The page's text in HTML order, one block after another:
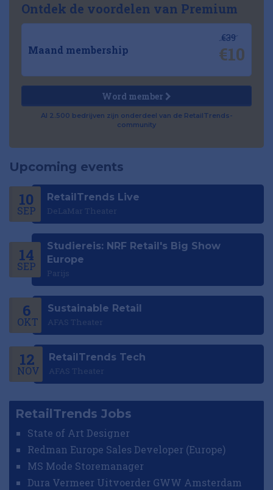
Ontdek de voordelen van Premium
Maand membership
€39
€10
Word member
Al 2.500 bedrijven zijn onderdeel van de RetailTrends-
community
Upcoming events
10
SEP
RetailTrends Live
DeLaMar Theater
14
SEP
Studiereis: NRF Retail's Big Show
Europe
Parijs
6
OKT
Sustainable Retail
AFAS Theater
12
NOV
RetailTrends Tech
AFAS Theater
RetailTrends Jobs
State of Art Designer
Redman Europe Sales Developer (Europe)
MS Mode Storemanager
Dura Vermeer Uitvoerder GWW Amsterdam